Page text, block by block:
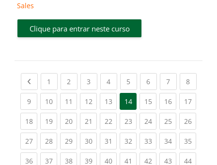
Sales
Clique para entrar neste curso
Previous page
1 (current)
2 (current)
3 (current)
4(current)
5 (current)
6(current)
7(current)
8(current)
9(current)
10(current)
11 (current)
12(current)
13(current)
14 15(current)
16(current)
17
18(current)
19(current)
20(current)
21 (current)
22(current)
23(current)
24(current)
25(current)
26
27(current)
28(current)
29(current)
30(current)
31 (current)
32(current)
33(current)
34(current)
35
36(current)
37(current)
38(current)
39(current)
40(current)
41 (current)
42(current)
43(current)
44